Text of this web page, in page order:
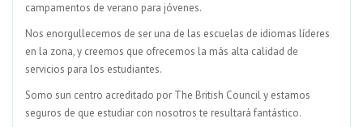
campamentos de verano para jóvenes.
Nos enorgullecemos de ser una de las escuelas de idiomas líderes
en la zona, y creemos que ofrecemos la más alta calidad de
servicios para los estudiantes.
Somo sun centro acreditado por The British Council y estamos
seguros de que estudiar con nosotros te resultará fantástico.